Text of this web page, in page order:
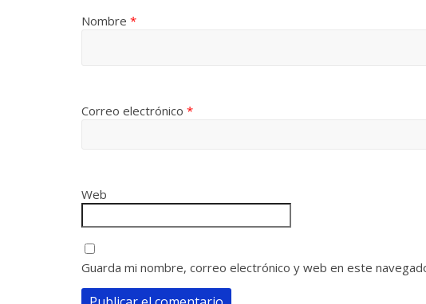
Nombre *
Correo electrónico *
Web
Guarda mi nombre, correo electrónico y web en este